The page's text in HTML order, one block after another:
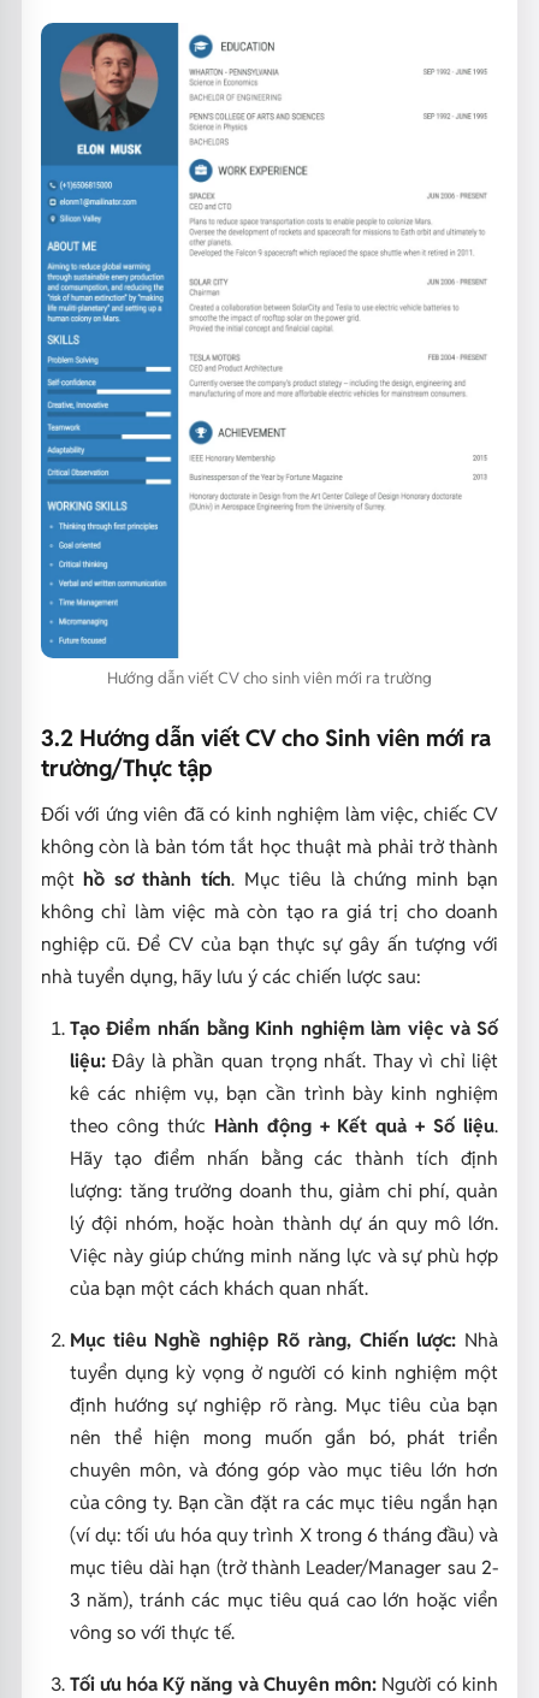
Hướng dẫn viết CV cho sinh viên mới ra trường
3.2 Hướng dẫn viết CV cho Sinh viên mới ra
trường/Thực tập
Đối với ứng viên đã có kinh nghiệm làm việc, chiếc CV
không còn là bản tóm tắt học thuật mà phải trở thành
mộthồ sơ thành tích. Mục tiêu là chứng minh bạn
không chỉ làm việc mà còn tạo ra giá trị cho doanh
nghiệp cũ. Để CV của bạn thực sự gây ấn tượng với
nhà tuyển dụng, hãy lưu ý các chiến lược sau:
Tạo Điểm nhấn bằng Kinh nghiệm làm việc và Số
liệu:Đây là phần quan trọng nhất. Thay vì chỉ liệt
kê các nhiệm vụ, bạn cần trình bày kinh nghiệm
theo công thức Hành động + Kết quả + Số liệu.
Hãy tạo điểm nhấn bằng các thành tích định
lượng: tăng trưởng doanh thu, giảm chi phí, quản
lý đội nhóm, hoặc hoàn thành dự án quy mô lớn.
Việc này giúp chứng minh năng lực và sự phù hợp
của bạn một cách khách quan nhất.
Mục tiêu Nghề nghiệp Rõ ràng, Chiến lược: Nhà
tuyển dụng kỳ vọng ở người có kinh nghiệm một
định hướng sự nghiệp rõ ràng. Mục tiêu của bạn
nên thể hiện mong muốn gắn bó, phát triển
chuyên môn, và đóng góp vào mục tiêu lớn hơn
của công ty. Bạn cần đặt ra các mục tiêu ngắn hạn
(ví dụ: tối ưu hóa quy trình X trong 6 tháng đầu) và
mục tiêu dài hạn (trở thành Leader/Manager sau 2-
3 năm), tránh các mục tiêu quá cao lớn hoặc viển
vông so với thực tế.
Tối ưu hóa Kỹ năng và Chuyên môn:Người có kinh